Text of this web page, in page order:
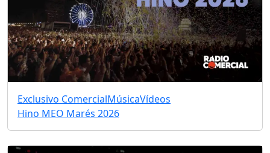
Exclusivo ComercialMúsicaVídeos
Hino MEO Marés 2026